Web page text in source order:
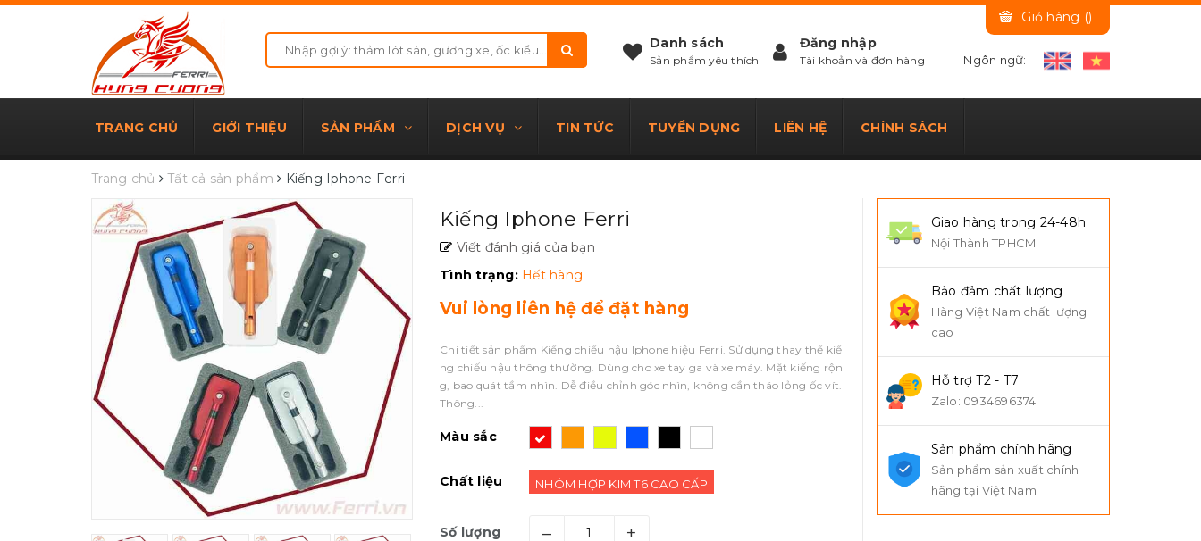
Giỏ hàng ()
Danh sách
Sản phẩm yêu thích
Đăng nhập
Tài khoản và đơn hàng Ngôn ngữ:
TRANG CHỦ GIỚI THIỆU SẢN PHẨM DỊCH VỤ TIN TỨC TUYỂN DỤNG LIÊN HỆ CHÍNH SÁCH
Trang chủ Tất cả sản phẩm Kiếng Iphone Ferri
Kiếng Iphone Ferri
Viết đánh giá của bạn
Tình trạng: Hết hàng
Vui lòng liên hệ để đặt hàng
Chi tiết sản phẩm Kiếng chiếu hậu Iphone hiệu Ferri. Sử dụng thay thế kiế
ng chiếu hậu thông thường. Dùng cho xe tay ga và xe máy. Mặt kiếng rộn
g, bao quát tầm nhìn. Dễ điều chỉnh góc nhìn, không cần tháo lỏng ốc vít.
Thông...
Màu sắc
Chất liệu NHÔM HỢP KIM T6 CAO CẤP
Số lượng – +
Giao hàng trong 24-48h
Nội Thành TPHCM
Bảo đảm chất lượng
Hàng Việt Nam chất lượng
cao
Hỗ trợ T2 - T7
Zalo: 0934696374
Sản phẩm chính hãng
Sản phẩm sản xuất chính
hãng tại Việt Nam